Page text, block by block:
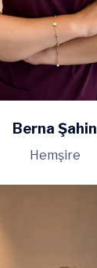
Berna Şahin
Hemşire